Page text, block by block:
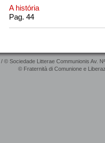
A história
Pag. 44
/ © Sociedade Litterae Communionis Av.
© Fraternità di Comunione e